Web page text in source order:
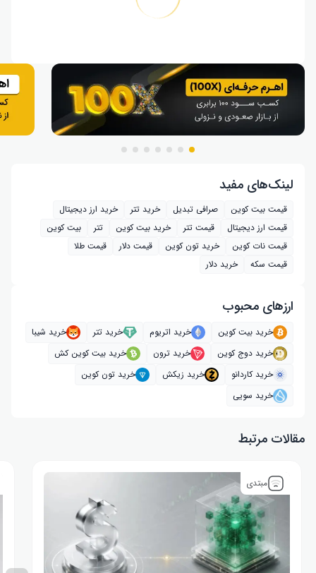
لینک‌های مفید
قیمت بیت کوین صرافی تبدیل خرید تتر
خرید ارز دیجیتال
قیمت ارز دیجیتال
قیمت تتر خرید بیت‌ کوین تتر
بیت کوین
قیمت نات کوین
خرید تون کوین قیمت دلار
قیمت طلا
قیمت سکه
خرید دلار
ارز‌های محبوب
خرید بیت کوین خرید اتریوم خرید تتر
خرید شیبا
خرید دوج کوین
خرید ترون
خرید بیت کوین کش
خرید کاردانو
خرید زیکش
خرید تون کوین
خرید سویی
مقالات مرتبط
مبتدی